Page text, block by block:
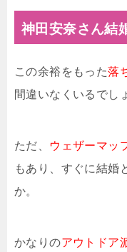
神田安奈さん結
この余裕をもった落
間違いなくいるでし
ただ、 ウェザーマッ
もあり、すぐに結婚
か。
かなりのアウトドア